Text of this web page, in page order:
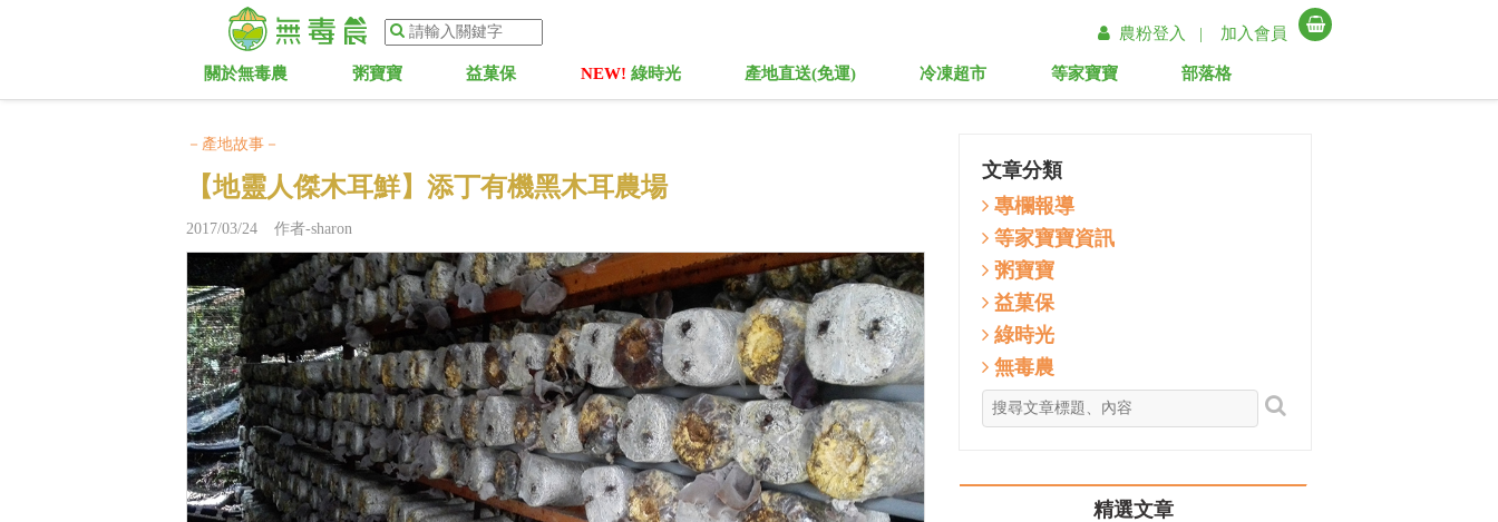
農粉登入 | 加入會員
關於無毒農 粥寶寶 益菓保 NEW! 綠時光 產地直送(免運) 冷凍超市 等家寶寶 部落格
－產地故事－
【地靈人傑木耳鮮】添丁有機黑木耳農場
2017/03/24 作者-sharon
文章分類
專欄報導
等家寶寶資訊
粥寶寶
益菓保
綠時光
無毒農
精選文章